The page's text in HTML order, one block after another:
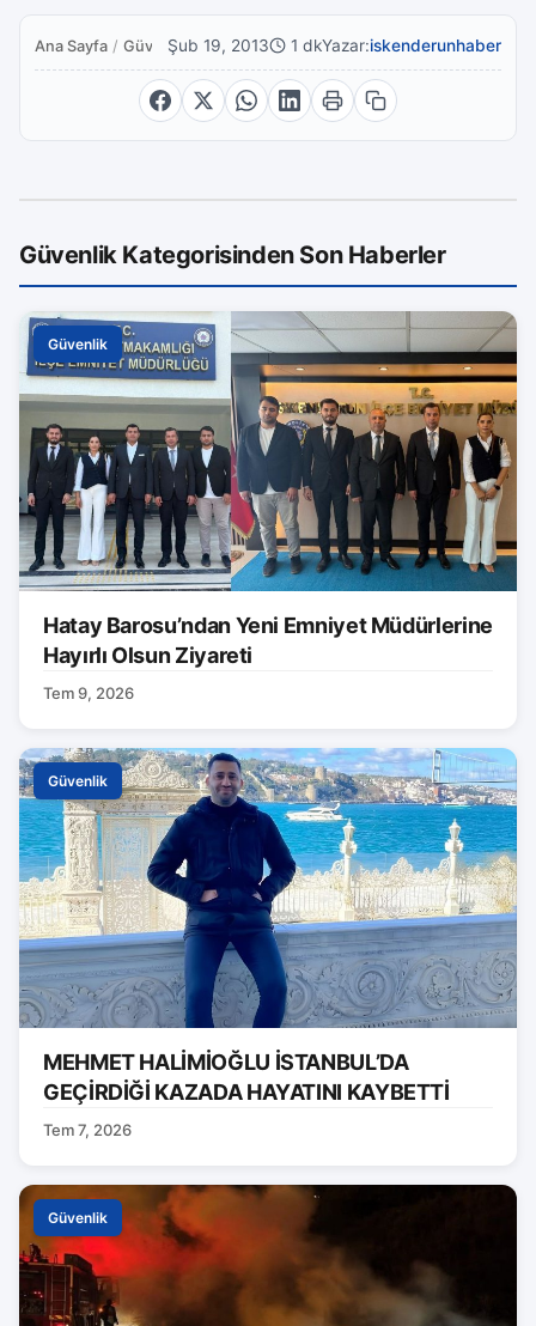
Ana Sayfa / GüvenlikŞub 19, 2013 1 dkYazar:iskenderunhaber
Güvenlik Kategorisinden Son Haberler
Güvenlik
Hatay Barosu’ndan Yeni Emniyet Müdürlerine
Hayırlı Olsun Ziyareti
Tem 9, 2026
Güvenlik
MEHMET HALİMİOĞLU İSTANBUL’DA
GEÇİRDİĞİ KAZADA HAYATINI KAYBETTİ
Tem 7, 2026
Güvenlik